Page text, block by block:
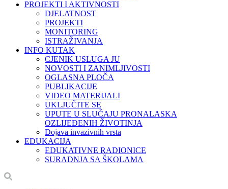
PROJEKTI I AKTIVNOSTI
DJELATNOST
PROJEKTI
MONITORING
ISTRAŽIVANJA
INFO KUTAK
CJENIK USLUGA JU
NOVOSTI I ZANIMLJIVOSTI
OGLASNA PLOČA
PUBLIKACIJE
VIDEO MATERIJALI
UKLJUČITE SE
UPUTE U SLUČAJU PRONALASKA
OZLIJEĐENIH ŽIVOTINJA
Dojava invazivnih vrsta
EDUKACIJA
EDUKATIVNE RADIONICE
SURADNJA SA ŠKOLAMA